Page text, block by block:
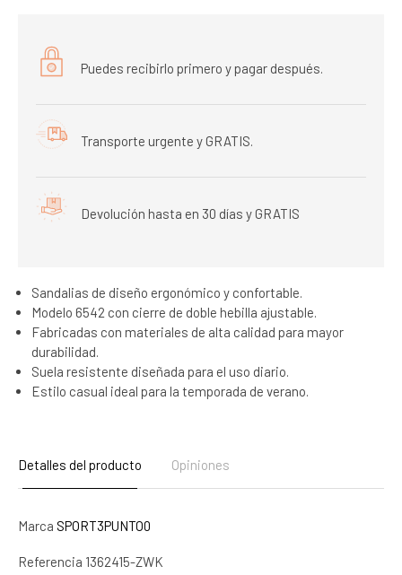
Puedes recibirlo primero y pagar después.
Transporte urgente y GRATIS.
Devolución hasta en 30 días y GRATIS
Sandalias de diseño ergonómico y confortable.
Modelo 6542 con cierre de doble hebilla ajustable.
Fabricadas con materiales de alta calidad para mayor
durabilidad.
Suela resistente diseñada para el uso diario.
Estilo casual ideal para la temporada de verano.
Detalles del producto Opiniones
Marca SPORT3PUNTO0
Referencia 1362415-ZWK